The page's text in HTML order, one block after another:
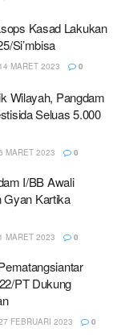
Kasad Lakukan
Si’mbisa
14 MARET 2023 0
Wilayah, Pangdam
Seluas 5.000
MARET 2023 0
I/BB Awali
Gyan Kartika
1 MARET 2023 0
PT Dukung
FEBRUARI 2023 0